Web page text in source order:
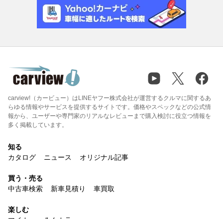
carview!（カービュー）はLINEヤフー株式会社が運営するクルマに関するあ
らゆる情報やサービスを提供するサイトです。価格やスペックなどの公式情
報から、ユーザーや専門家のリアルなレビューまで購入検討に役立つ情報を
多く掲載しています。
知る
カタログ
ニュース オリジナル記事
買う・売る
中古車検索
新車見積り 車買取
楽しむ